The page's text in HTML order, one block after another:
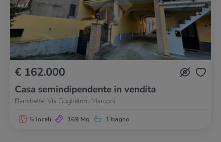
€ 162.000
Casa semindipendente in vendita
Banchette, Via Guglielmo Marconi
5 locali 169 Mq 1 bagno